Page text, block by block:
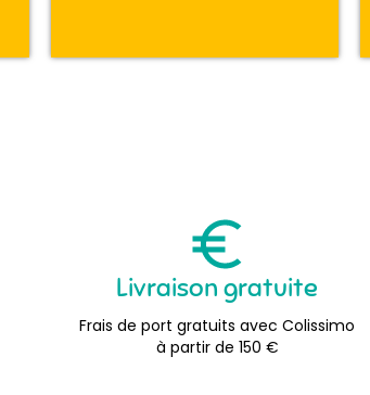
Livraison gratuite
Frais de port gratuits avec Colissimo
à partir de 150 €